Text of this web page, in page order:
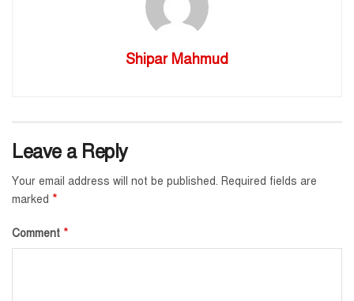
Shipar Mahmud
Leave a Reply
Your email address will not be published. Required fields are
marked *
Comment *